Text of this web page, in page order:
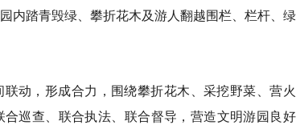
内踏青毁绿、攀折花木及游人翻越围栏、栏杆、
动，形成合力，围绕攀折花木、采挖野菜、营
巡查、联合执法、联合督导，营造文明游园良